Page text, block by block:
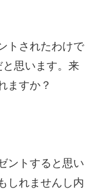
トされたわけで
思います。来
ますか？
ントすると思い
しれませんし内